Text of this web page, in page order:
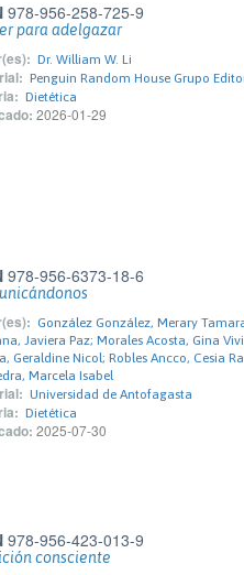
978-956-258-725-9
para adelgazar
Dr. William W. Li
Penguin Random House Grupo
Dietética
2026-01-29
978-956-6373-18-6
González González, Merary
Javiera Paz; Morales Acosta, Gina
Geraldine Nicol; Robles Ancco, Cesia
Marcela Isabel
Universidad de Antofagasta
Dietética
2025-07-30
978-956-423-013-9
consciente